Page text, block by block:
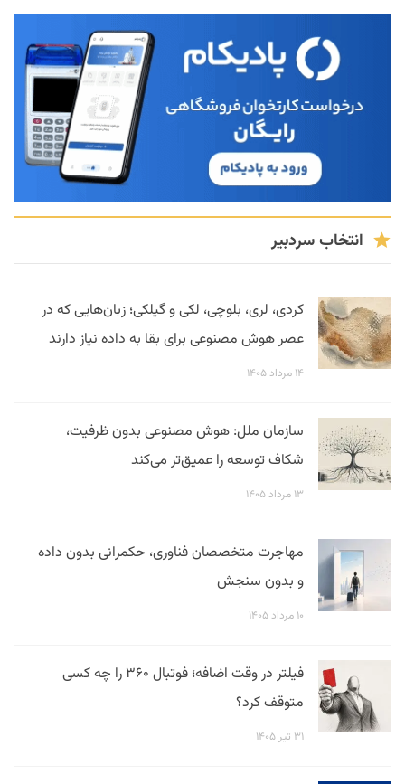
انتخاب سردبیر
کردی، لری، بلوچی، لکی و گیلکی؛ زبان‌هایی که در
عصر هوش مصنوعی برای بقا به داده نیاز دارند
۱۴ مرداد ۱۴۰۵
سازمان ملل: هوش مصنوعی بدون ظرفیت،
شکاف توسعه را عمیق‌تر می‌کند
۱۳ مرداد ۱۴۰۵
مهاجرت متخصصان فناوری، حکمرانی بدون داده
و بدون سنجش
۱۰ مرداد ۱۴۰۵
فیلتر در وقت اضافه؛ فوتبال ۳۶۰ را چه کسی
متوقف کرد؟
۳۱ تیر ۱۴۰۵